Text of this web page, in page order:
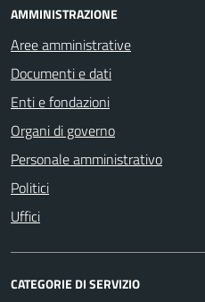
AMMINISTRAZIONE
Aree amministrative
Documenti e dati
Enti e fondazioni
Organi di governo
Personale amministrativo
Politici
Uffici
CATEGORIE DI SERVIZIO